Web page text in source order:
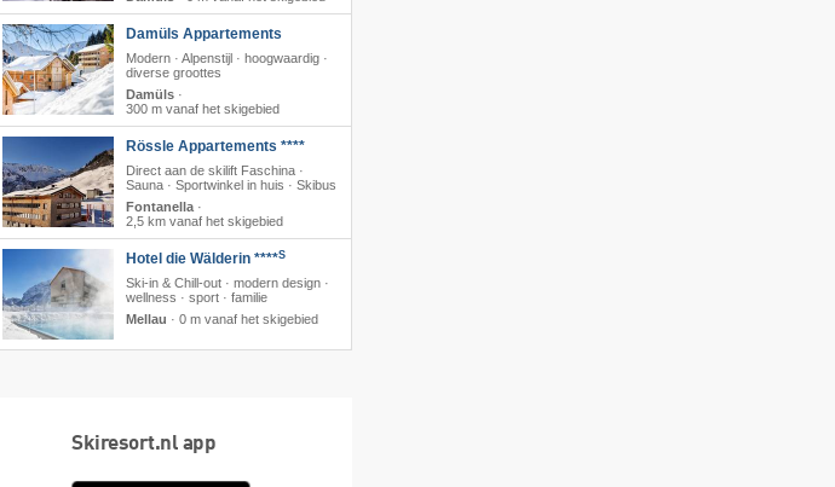
Damüls Appartements
Modern · Alpenstijl · hoogwaardig ·
diverse groottes
Damüls·
300 m vanaf het skigebied
Rössle Appartements ****
Direct aan de skilift Faschina ·
Sauna · Sportwinkel in huis · Skibus
Fontanella ·
2,5 km vanaf het skigebied
Hotel die Wälderin ****S
Ski-in & Chill-out · modern design ·
wellness · sport · familie
Mellau · 0 m vanaf het skigebied
Skiresort.nl app